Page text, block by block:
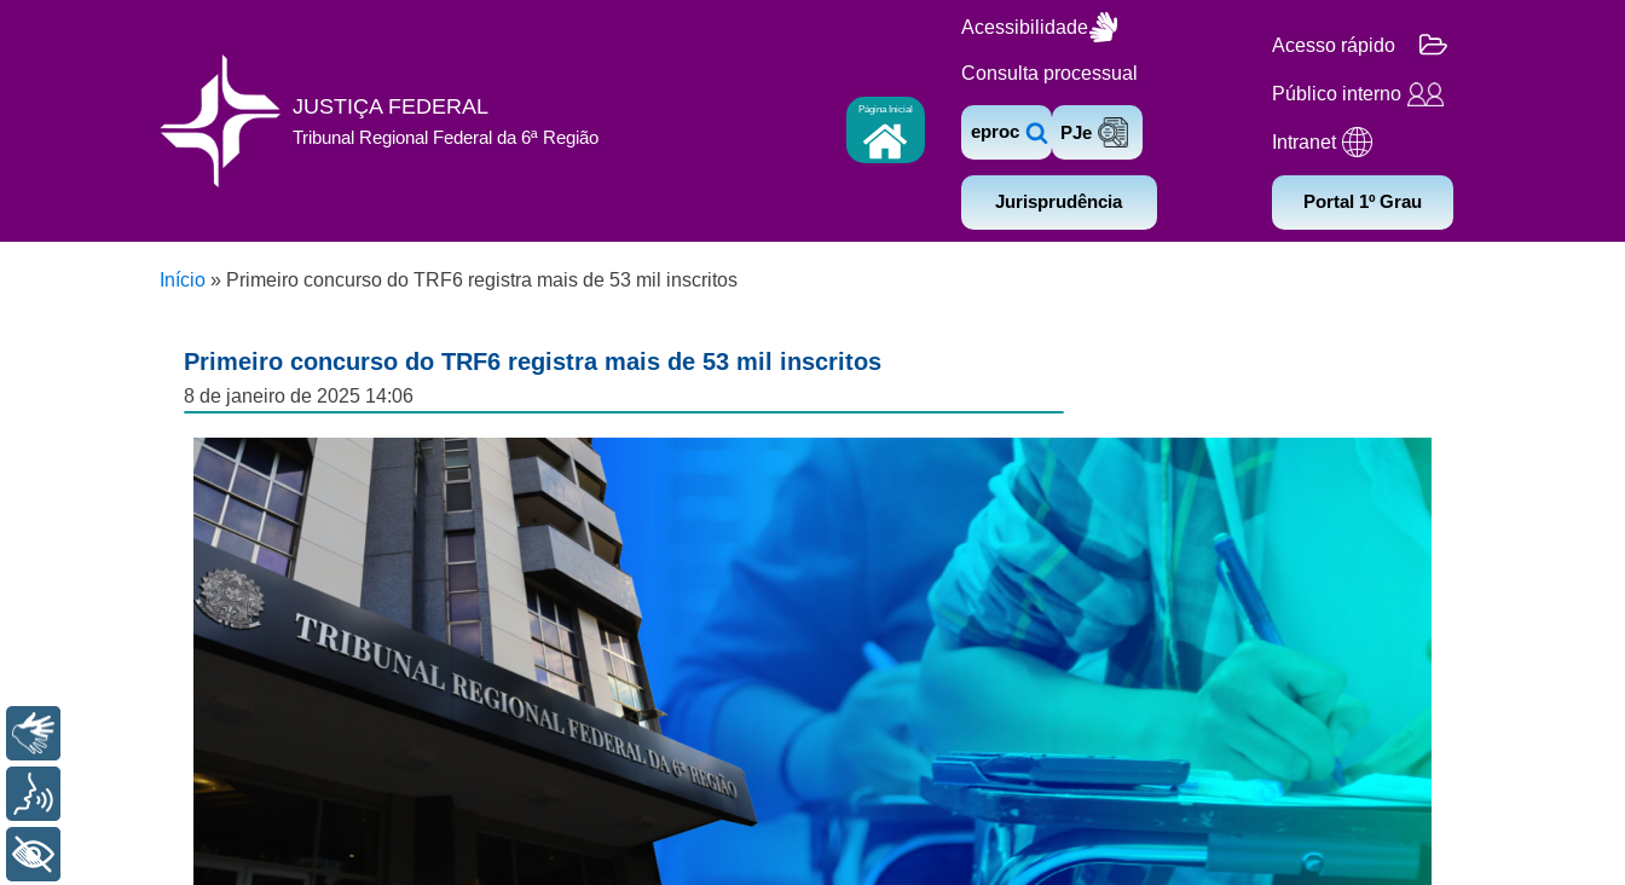
JUSTIÇA FEDERAL
Tribunal Regional Federal da 6ª Região
Página Inicial
Acessibilidade
Consulta processual
eproc PJe
Jurisprudência
Acesso rápido
Público interno
Intranet
Portal 1º Grau
Início » Primeiro concurso do TRF6 registra mais de 53 mil inscritos
Primeiro concurso do TRF6 registra mais de 53 mil inscritos
8 de janeiro de 2025 14:06
+ Acessibilidade